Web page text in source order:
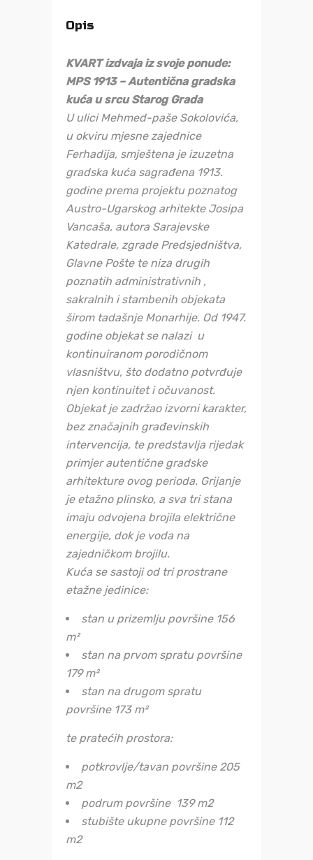
Opis
KVART izdvaja iz svoje ponude:
MPS 1913 – Autentična gradska
kuća u srcu Starog Grada
U ulici Mehmed-paše Sokolovića,
u okviru mjesne zajednice
Ferhadija, smještena je izuzetna
gradska kuća sagrađena 1913.
godine prema projektu poznatog
Austro-Ugarskog arhitekte Josipa
Vancaša, autora Sarajevske
Katedrale, zgrade Predsjedništva,
Glavne Pošte te niza drugih
poznatih administrativnih ,
sakralnih i stambenih objekata
širom tadašnje Monarhije. Od 1947.
godine objekat se nalazi u
kontinuiranom porodičnom
vlasništvu, što dodatno potvrđuje
njen kontinuitet i očuvanost.
Objekat je zadržao izvorni karakter,
bez značajnih građevinskih
intervencija, te predstavlja rijedak
primjer autentične gradske
arhitekture ovog perioda. Grijanje
je etažno plinsko, a sva tri stana
imaju odvojena brojila električne
energije, dok je voda na
zajedničkom brojilu.
Kuća se sastoji od tri prostrane
etažne jedinice:
stan u prizemlju površine 156
m²
stan na prvom spratu površine
179 m²
stan na drugom spratu
površine 173 m²
te pratećih prostora:
potkrovlje/tavan površine 205
m2
podrum površine 139 m2
stubište ukupne površine 112
m2